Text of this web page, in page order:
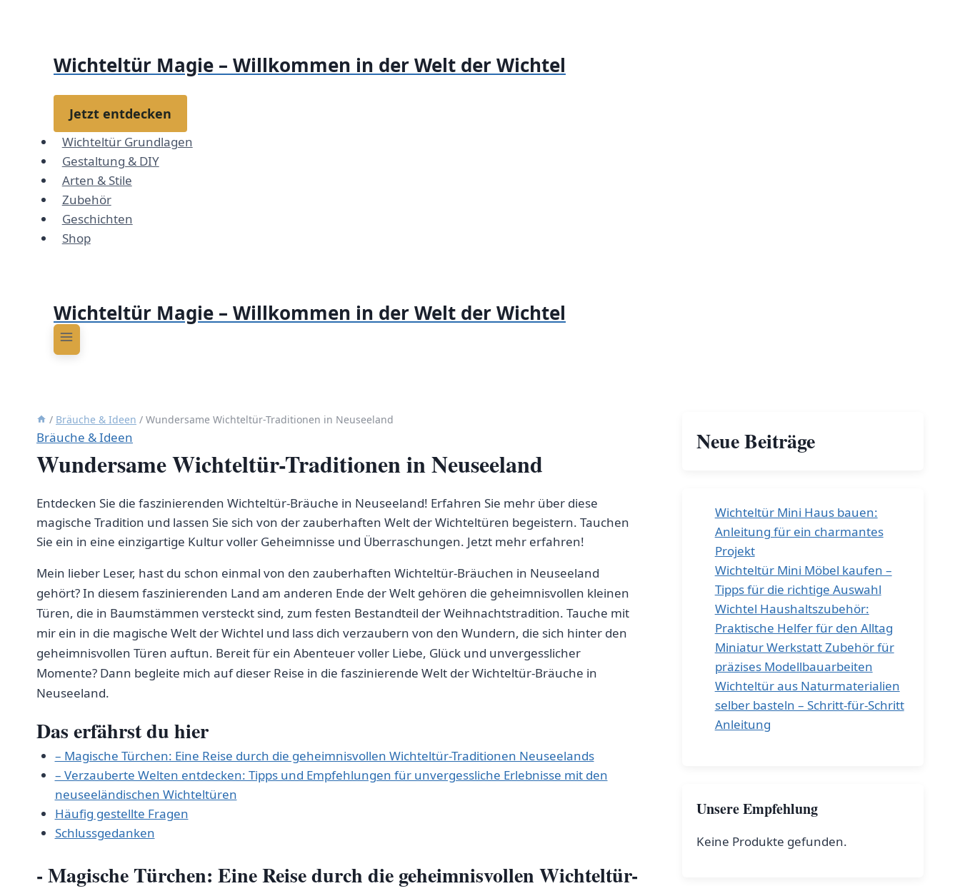
Wichteltür Magie – Willkommen in der Welt der Wichtel
Jetzt entdecken
Wichteltür Grundlagen
Gestaltung & DIY
Arten & Stile
Zubehör
Geschichten
Shop
Wichteltür Magie – Willkommen in der Welt der Wichtel
/ Bräuche & Ideen / Wundersame Wichteltür-Traditionen in Neuseeland
Bräuche & Ideen
Wundersame Wichteltür-Traditionen in Neuseeland
Entdecken Sie die faszinierenden Wichteltür-Bräuche in Neuseeland! Erfahren Sie mehr über diese
magische Tradition und lassen Sie sich von der zauberhaften Welt der Wichteltüren begeistern. Tauchen
Sie ein in eine einzigartige Kultur voller Geheimnisse und Überraschungen. Jetzt mehr erfahren!
Mein ⁢lieber Leser, hast​ du schon einmal von den zauberhaften Wichteltür-Bräuchen ‌in ⁤Neuseeland
gehört? In diesem faszinierenden Land am anderen Ende der Welt⁢ gehören die geheimnisvollen kleinen
Türen, die in Baumstämmen ⁣versteckt ‍sind, zum festen Bestandteil der Weihnachtstradition. Tauche mit
mir ein in die magische Welt der Wichtel⁣ und lass dich verzaubern von den Wundern, die sich hinter den
geheimnisvollen Türen ⁢auftun. Bereit für⁤ ein Abenteuer ⁣voller​ Liebe, Glück und unvergesslicher
Momente? ⁤Dann begleite mich auf dieser‍ Reise​ in die faszinierende⁣ Welt der Wichteltür-Bräuche in
Neuseeland.
Das erfährst du hier
– Magische Türchen: Eine ​Reise durch die geheimnisvollen⁢ Wichteltür-Traditionen Neuseelands
– ⁣Verzauberte Welten entdecken: Tipps und Empfehlungen für unvergessliche Erlebnisse mit den
neuseeländischen Wichteltüren
Häufig gestellte Fragen
Schlussgedanken
-​ Magische Türchen: Eine⁤ Reise durch die geheimnisvollen Wichteltür-
Neue Beiträge
Wichteltür Mini Haus bauen:
Anleitung für ein charmantes
Projekt
Wichteltür Mini Möbel kaufen –
Tipps für die richtige Auswahl
Wichtel Haushaltszubehör:
Praktische Helfer für den Alltag
Miniatur Werkstatt Zubehör für
präzises Modellbauarbeiten
Wichteltür aus Naturmaterialien
selber basteln – Schritt-für-Schritt
Anleitung
Unsere Empfehlung
Keine Produkte gefunden.